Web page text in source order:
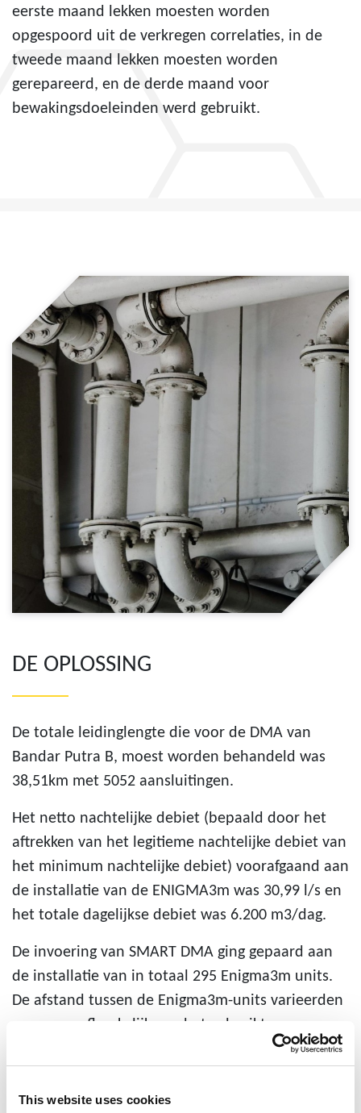
This website uses cookies
eerste maand lekken moesten worden
opgespoord uit de verkregen correlaties, in de
tweede maand lekken moesten worden
gerepareerd, en de derde maand voor
bewakingsdoeleinden werd gebruikt.
DE OPLOSSING
De totale leidinglengte die voor de DMA van
Bandar Putra B, moest worden behandeld was
38,51km met 5052 aansluitingen.
Het netto nachtelijke debiet (bepaald door het
aftrekken van het legitieme nachtelijke debiet van
het minimum nachtelijke debiet) voorafgaand aan
de installatie van de ENIGMA3m was 30,99 l/s en
het totale dagelijkse debiet was 6.200 m3/dag.
De invoering van SMART DMA ging gepaard aan
de installatie van in totaal 295 Enigma3m units.
De afstand tussen de Enigma3m-units varieerden
en waren afhankelijk van het gebruikte
leidingmateriaal dat zowel metaal als kunststof
van de Enigma3m-units werden in totaal 115